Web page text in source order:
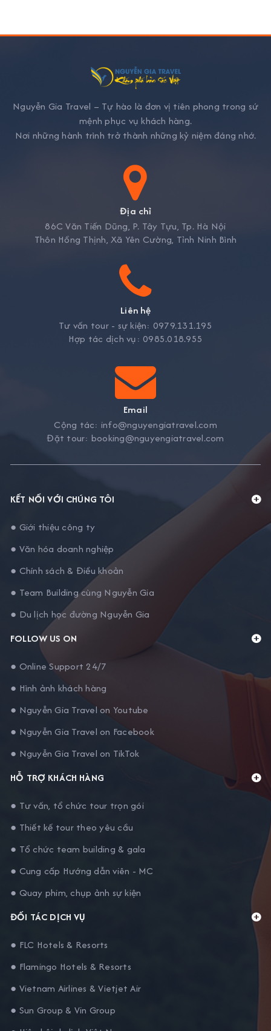
Nguyễn Gia Travel – Tự hào là đơn vị tiên phong trong sứ
mệnh phục vụ khách hàng.
Nơi những hành trình trở thành những kỷ niệm đáng nhớ.
Địa chỉ
86C Văn Tiến Dũng, P. Tây Tựu, Tp. Hà Nội
Thôn Hồng Thịnh, Xã Yên Cường, Tỉnh Ninh Bình
Liên hệ
Tư vấn tour - sự kiện: 0979.131.195
Hợp tác dịch vụ: 0985.018.955
Email
Cộng tác: info@nguyengiatravel.com
Đặt tour: booking@nguyengiatravel.com
KẾT NỐI VỚI CHÚNG TÔI
● Giới thiệu công ty
● Văn hóa doanh nghiệp
● Chính sách & Điều khoản
● Team Building cùng Nguyễn Gia
● Du lịch học đường Nguyễn Gia
FOLLOW US ON
● Online Support 24/7
● Hình ảnh khách hàng
● Nguyễn Gia Travel on Youtube
● Nguyễn Gia Travel on Facebook
● Nguyễn Gia Travel on TikTok
HỖ TRỢ KHÁCH HÀNG
● Tư vấn, tổ chức tour trọn gói
● Thiết kế tour theo yêu cầu
● Tổ chức team building & gala
● Cung cấp Hướng dẫn viên - MC
● Quay phim, chụp ảnh sự kiện
ĐỐI TÁC DỊCH VỤ
● FLC Hotels & Resorts
● Flamingo Hotels & Resorts
● Vietnam Airlines & Vietjet Air
● Sun Group & Vin Group